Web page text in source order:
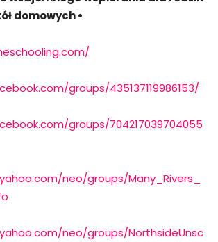
domowych •
groups/435137119986153/
groups/704217039704055
neo/groups/Many_Rivers_
neo/groups/NorthsideUnsc